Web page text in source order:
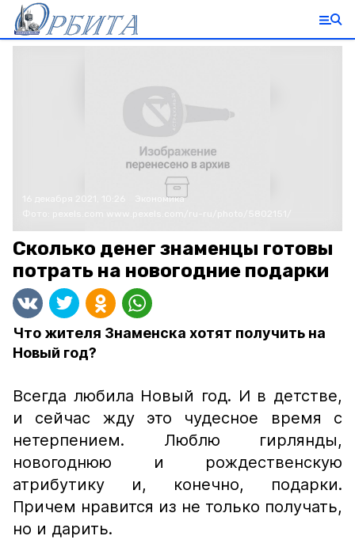
16 декабря 2021, 10:26
Экономика
Сколько денег знаменцы готовы
потрать на новогодние подарки
Что жителя Знаменска хотят получить на
Новый год?
Всегда любила Новый год. И в детстве,
и сейчас жду это чудесное время с
нетерпением. Люблю гирлянды,
новогоднюю и рождественскую
атрибутику и, конечно, подарки.
Причем нравится из не только получать,
но и дарить.